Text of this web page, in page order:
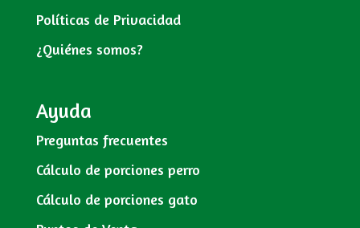
Políticas de Privacidad
¿Quiénes somos?
Ayuda
Preguntas frecuentes
Cálculo de porciones perro
Cálculo de porciones gato